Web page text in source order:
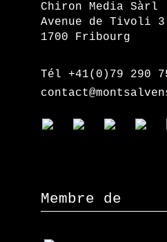
Chiron Media Sàrl
Avenue de Tivoli 3
1700 Fribourg
Tél +41(0)79 290
Membre de